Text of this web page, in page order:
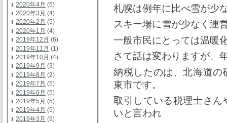
2020年4月 (6)
2020年3月 (4)
2020年2月 (5)
2020年1月 (4)
2019年12月 (6)
2019年11月 (1)
2019年10月 (4)
2019年9月 (3)
2019年8月 (2)
2019年7月 (5)
2019年6月 (5)
2019年5月 (5)
2019年4月 (5)
2019年3月 (9)
札幌は例年に比べ雪が少
スキー場に雪が少なく運
一般市民にとっては温暖
さて話は変わりますが、
納税したのは、北海道
東市です。
取引している税理士さ
いと言われ